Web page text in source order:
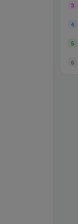
3
4
5
6